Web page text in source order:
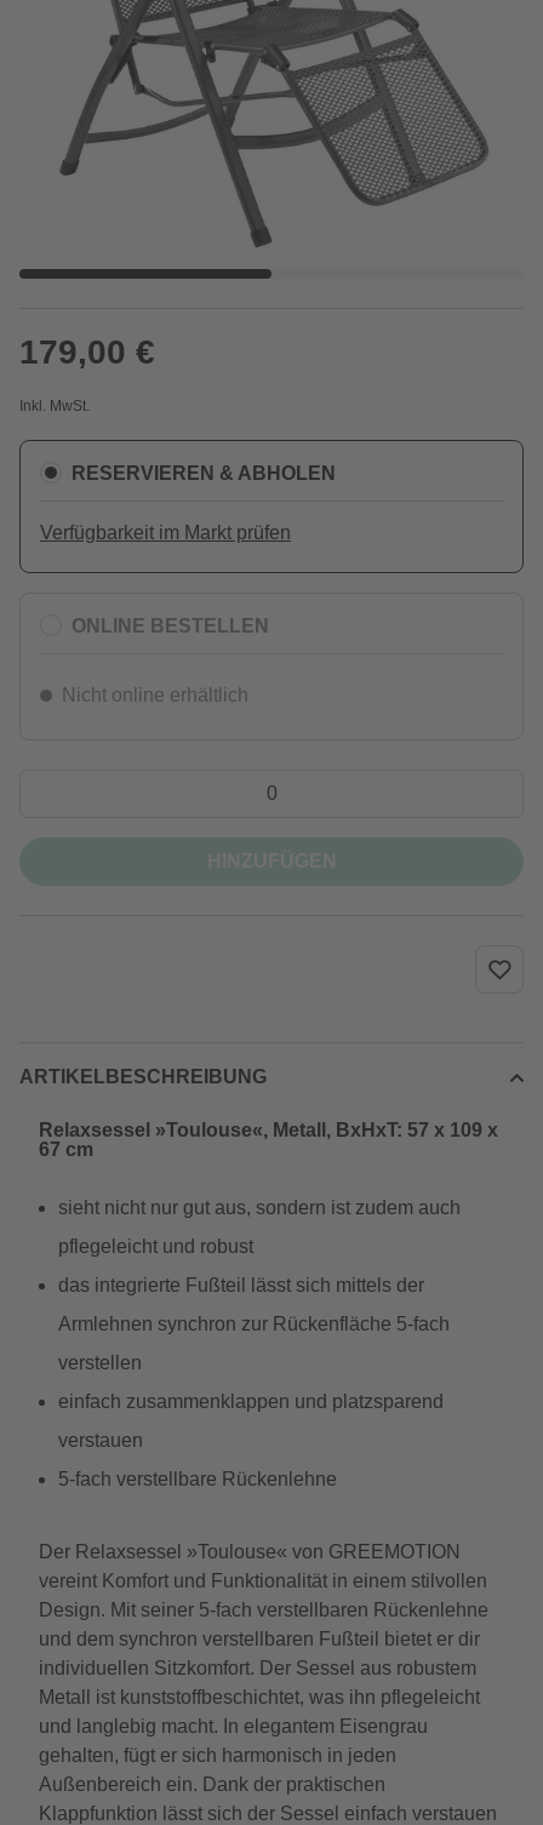
179,00 €
Inkl. MwSt.
RESERVIEREN & ABHOLEN
Verfügbarkeit im Markt prüfen
ONLINE BESTELLEN
Nicht online erhältlich
ARTIKELBESCHREIBUNG
Relaxsessel »Toulouse«, Metall, BxHxT: 57 x 109 x
67 cm
sieht nicht nur gut aus, sondern ist zudem auch
pflegeleicht und robust
das integrierte Fußteil lässt sich mittels der
Armlehnen synchron zur Rückenfläche 5-fach
verstellen
einfach zusammenklappen und platzsparend
verstauen
5-fach verstellbare Rückenlehne
Der Relaxsessel »Toulouse« von GREEMOTION
vereint Komfort und Funktionalität in einem stilvollen
Design. Mit seiner 5-fach verstellbaren Rückenlehne
und dem synchron verstellbaren Fußteil bietet er dir
individuellen Sitzkomfort. Der Sessel aus robustem
Metall ist kunststoffbeschichtet, was ihn pflegeleicht
und langlebig macht. In elegantem Eisengrau
gehalten, fügt er sich harmonisch in jeden
Außenbereich ein. Dank der praktischen
Klappfunktion lässt sich der Sessel einfach verstauen